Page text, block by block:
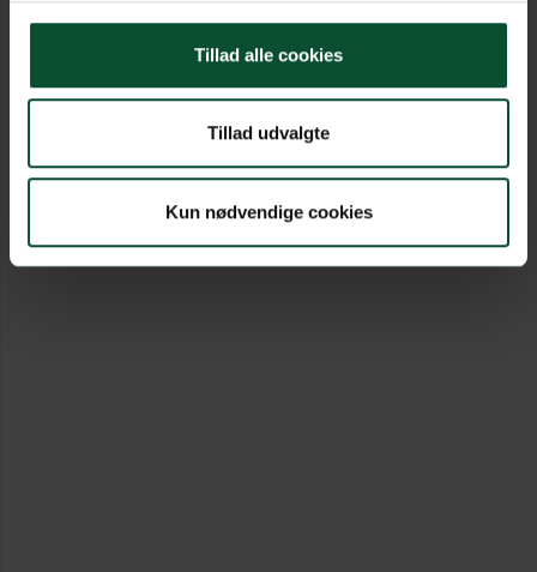
Tillad alle cookies
Tillad udvalgte
Kun nødvendige cookies